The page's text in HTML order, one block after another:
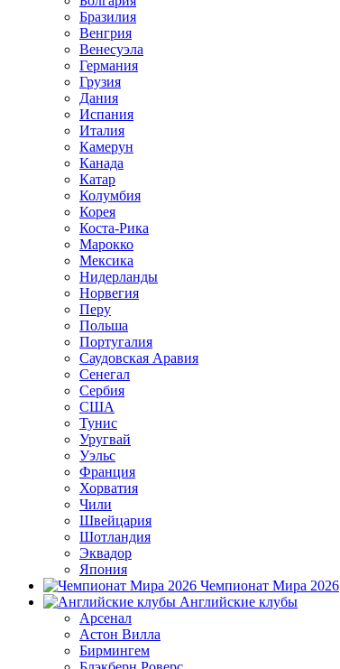
Бразилия
Венгрия
Венесуэла
Германия
Грузия
Дания
Испания
Италия
Камерун
Канада
Катар
Колумбия
Корея
Коста-Рика
Марокко
Мексика
Нидерланды
Норвегия
Перу
Польша
Португалия
Саудовская Аравия
Сенегал
Сербия
США
Тунис
Уругвай
Уэльс
Франция
Хорватия
Чили
Швейцария
Шотландия
Эквадор
Япония
Чемпионат Мира 2026
Английские клубы
Арсенал
Астон Вилла
Бирмингем